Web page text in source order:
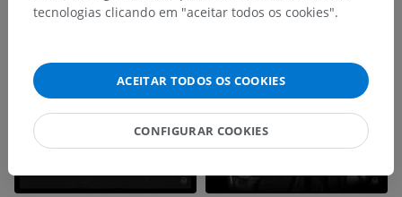
tecnologias clicando em "aceitar todos os cookies".
ACEITAR TODOS OS COOKIES
CONFIGURAR COOKIES